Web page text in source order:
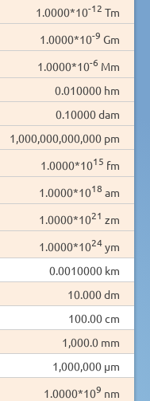
1.0000*10-12 Tm
1.0000*10-9 Gm
1.0000*10-6 Mm
0.010000 hm
0.10000 dam
1,000,000,000,000 pm
1.0000*1015 fm
1.0000*1018 am
1.0000*1021 zm
1.0000*1024ym
0.0010000 km
10.000 dm
100.00 cm
1,000.0 mm
1,000,000 µm
1.0000*109 nm